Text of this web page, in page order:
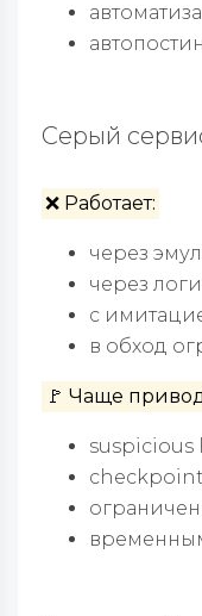
Серый
❌ Работает:
через
через
с
в обход
🚩 Чаще
suspicious